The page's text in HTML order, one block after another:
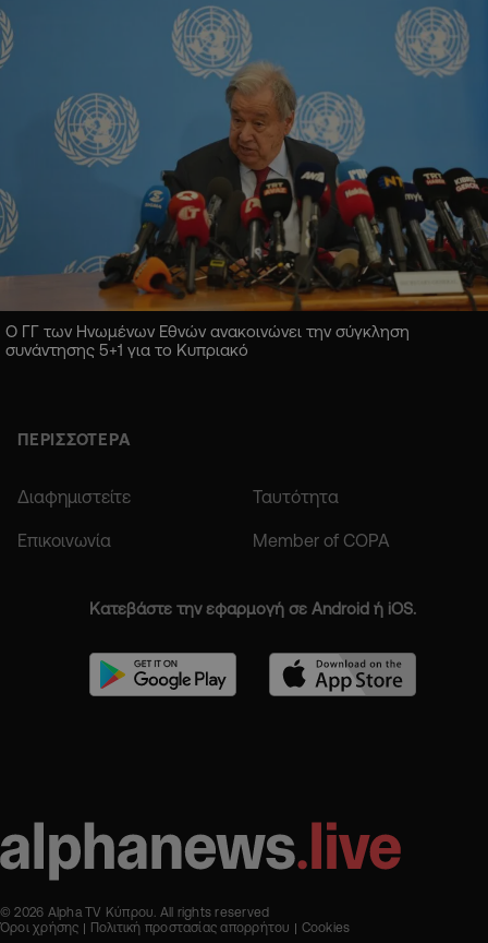
Ο ΓΓ των Ηνωμένων Εθνών ανακοινώνει την σύγκληση
συνάντησης 5+1 για το Κυπριακό
ΠΕΡΙΣΣΟΤΕΡΑ
Διαφημιστείτε Ταυτότητα
Επικοινωνία Member of COPA
Κατεβάστε την εφαρμογή σε Android ή iOS.
© 2026 Alpha TV Κύπρου. All rights reserved
Όροι χρήσης
Πολιτική προστασίας απορρήτου Cookies